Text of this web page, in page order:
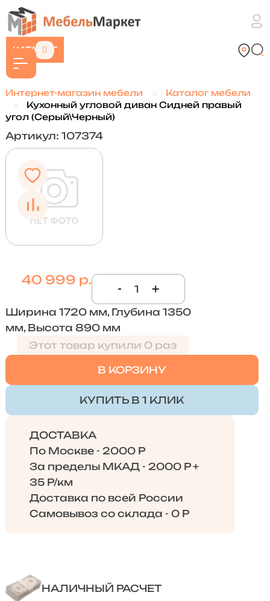
КАТАЛОГ
Интернет-магазин мебели
Каталог мебели
Кухонный угловой диван Сидней правый
угол (Серый\Черный)
Артикул: 107374
40 999 р.
- +
Ширина 1720 мм, Глубина 1350
мм, Высота 890 мм
Этот товар купили 0 раз
В КОРЗИНУ
КУПИТЬ В 1 КЛИК
ДОСТАВКА
По Москве - 2000 Р
За пределы МКАД - 2000 Р +
35 Р/км
Доставка по всей России
Самовывоз со склада - 0 Р
НАЛИЧНЫЙ РАСЧЕТ